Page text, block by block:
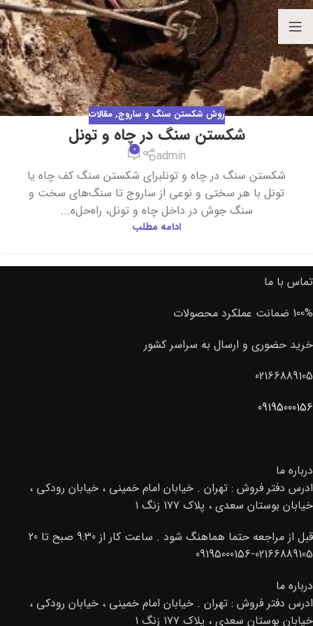
روش شکستن سنگ و ساروج,مقالات
شکستن سنگ در چاه و تونل
admin
0
شکستن سنگ در چاه و تونلبرای شکستن سنگ کف چاه یا
تونل با هر سختی و نوعی از ساروج تا سنگ‌های سخت و
سنگ جوش در داخل چاه و تونل، راه‌حل‌ه...
ادامه مطلب
تماس با ما
100% ضمانت عملکرد محصولات
خرید حضوری و ارسال به سراسر کشور
02166889105
09195000156
درباره ما
ادرس دفتر فروش : تهران . خیابان امام خمینی ، خیابان رودکی ،
خیابان بوستان سعدی ، پلاک ۱۷۷ زنگ ۱
قبل از مراجعه حتما هماهنگ شود . ساعت کار از 9:30 صبح تا 20
02166889105-09195000156
درباره ما
ادرس دفتر فروش : تهران . خیابان امام خمینی ، خیابان رودکی ،
خیابان بوستان سعدی ، پلاک ۱۷۷ زنگ ۱